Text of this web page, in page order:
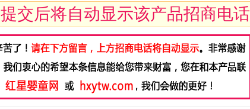
交后将自动显示该产品招商电话